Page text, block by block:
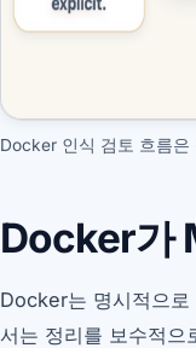
Docker 인식 검토 흐름은
Docker가
Docker는 명시적으로
서는 정리를 보수적으